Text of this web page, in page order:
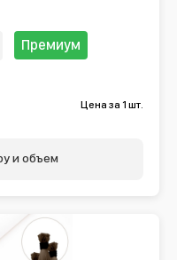
Премиум
Цена за 1 шт.
и объем